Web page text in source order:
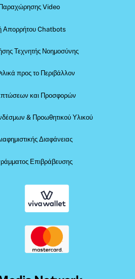
Video
Απορρήτου Chatbots
Τεχνητής Νοημοσύνης
προς το Περιβάλλον
και Προσφορών
& Προωθητικού Υλικού
Διαφάνειας
Επιβράβευσης